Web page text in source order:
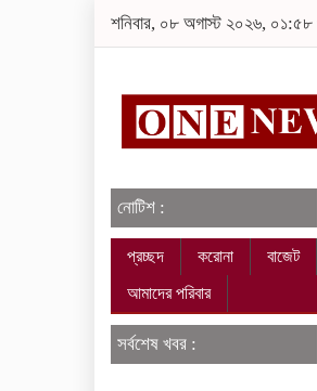
শনিবার, ০৮ অগাস্ট ২০২৬, ০১:৫৮
নোটিশ :
প্রচ্ছদ করোনা বাজেট
আমাদের পরিবার
সর্বশেষ খবর :